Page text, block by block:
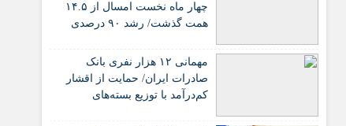
چهار ماه نخست امسال از ۱۴.۵
همت گذشت/ رشد ۹۰ درصدی
گذشته
مهمانی ۱۲ هزار نفری بانک
صادرات ایران/ حمایت از اقشار
کم‌درآمد با توزیع بسته‌های